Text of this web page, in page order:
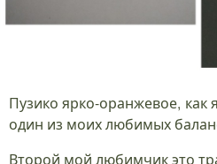
Пузико ярко-оранжевое,
один из моих любимых
Второй мой любимчик это